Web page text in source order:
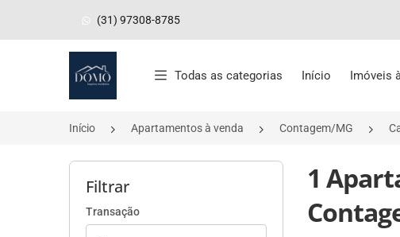
(31) 97308-8785
Página inicial
Todas as categorias Início Imóveis
Início Apartamentos à venda Contagem/MG
Filtrar
Transação
1